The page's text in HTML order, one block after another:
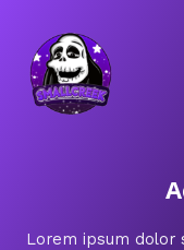
contenido
Lorem ipsum dolor